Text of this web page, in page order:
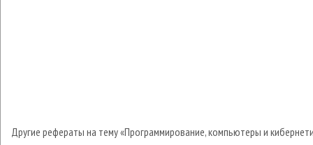
Другие рефераты на тему «Программирование, компьютеры и